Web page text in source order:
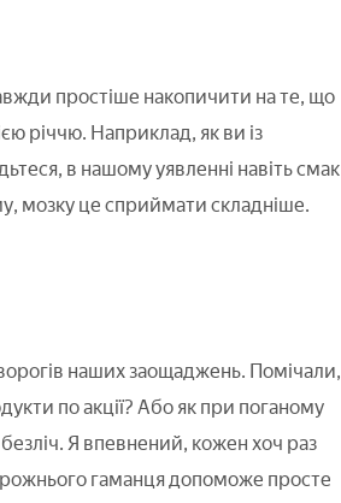
простіше накопичити на те, що
річчю. Наприклад, як ви із
в нашому уявленні навіть смак
мозку це сприймати складніше.
наших заощаджень. Помічали,
по акції? Або як при поганому
Я впевнений, кожен хоч раз
гаманця допоможе просте